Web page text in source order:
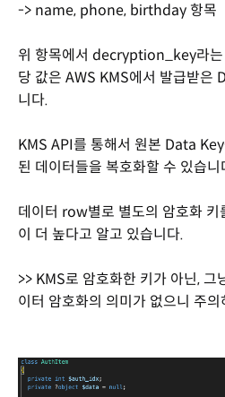
-> name, phone, birthday 항목
위 항목에서 decryption_key라는
당 값은 AWS KMS에서 발급받은
니다.
KMS API를 통해서 원본 Data
된 데이터들을 복호화할 수 있습니
데이터 row별로 별도의 암호화 키
이 더 높다고 알고 있습니다.
>> KMS로 암호화한 키가 아닌, 그
이터 암호화의 의미가 없으니 주의